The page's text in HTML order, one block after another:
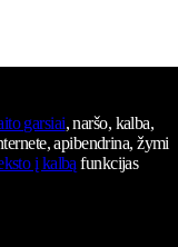
garsiai, naršo, kalba,
apibendrina, žymi
į kalbąfunkcijas